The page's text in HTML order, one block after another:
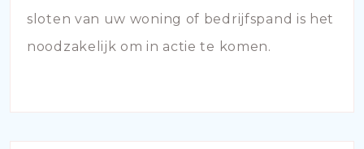
sloten van uw woning of bedrijfspand is het
noodzakelijk om in actie te komen.